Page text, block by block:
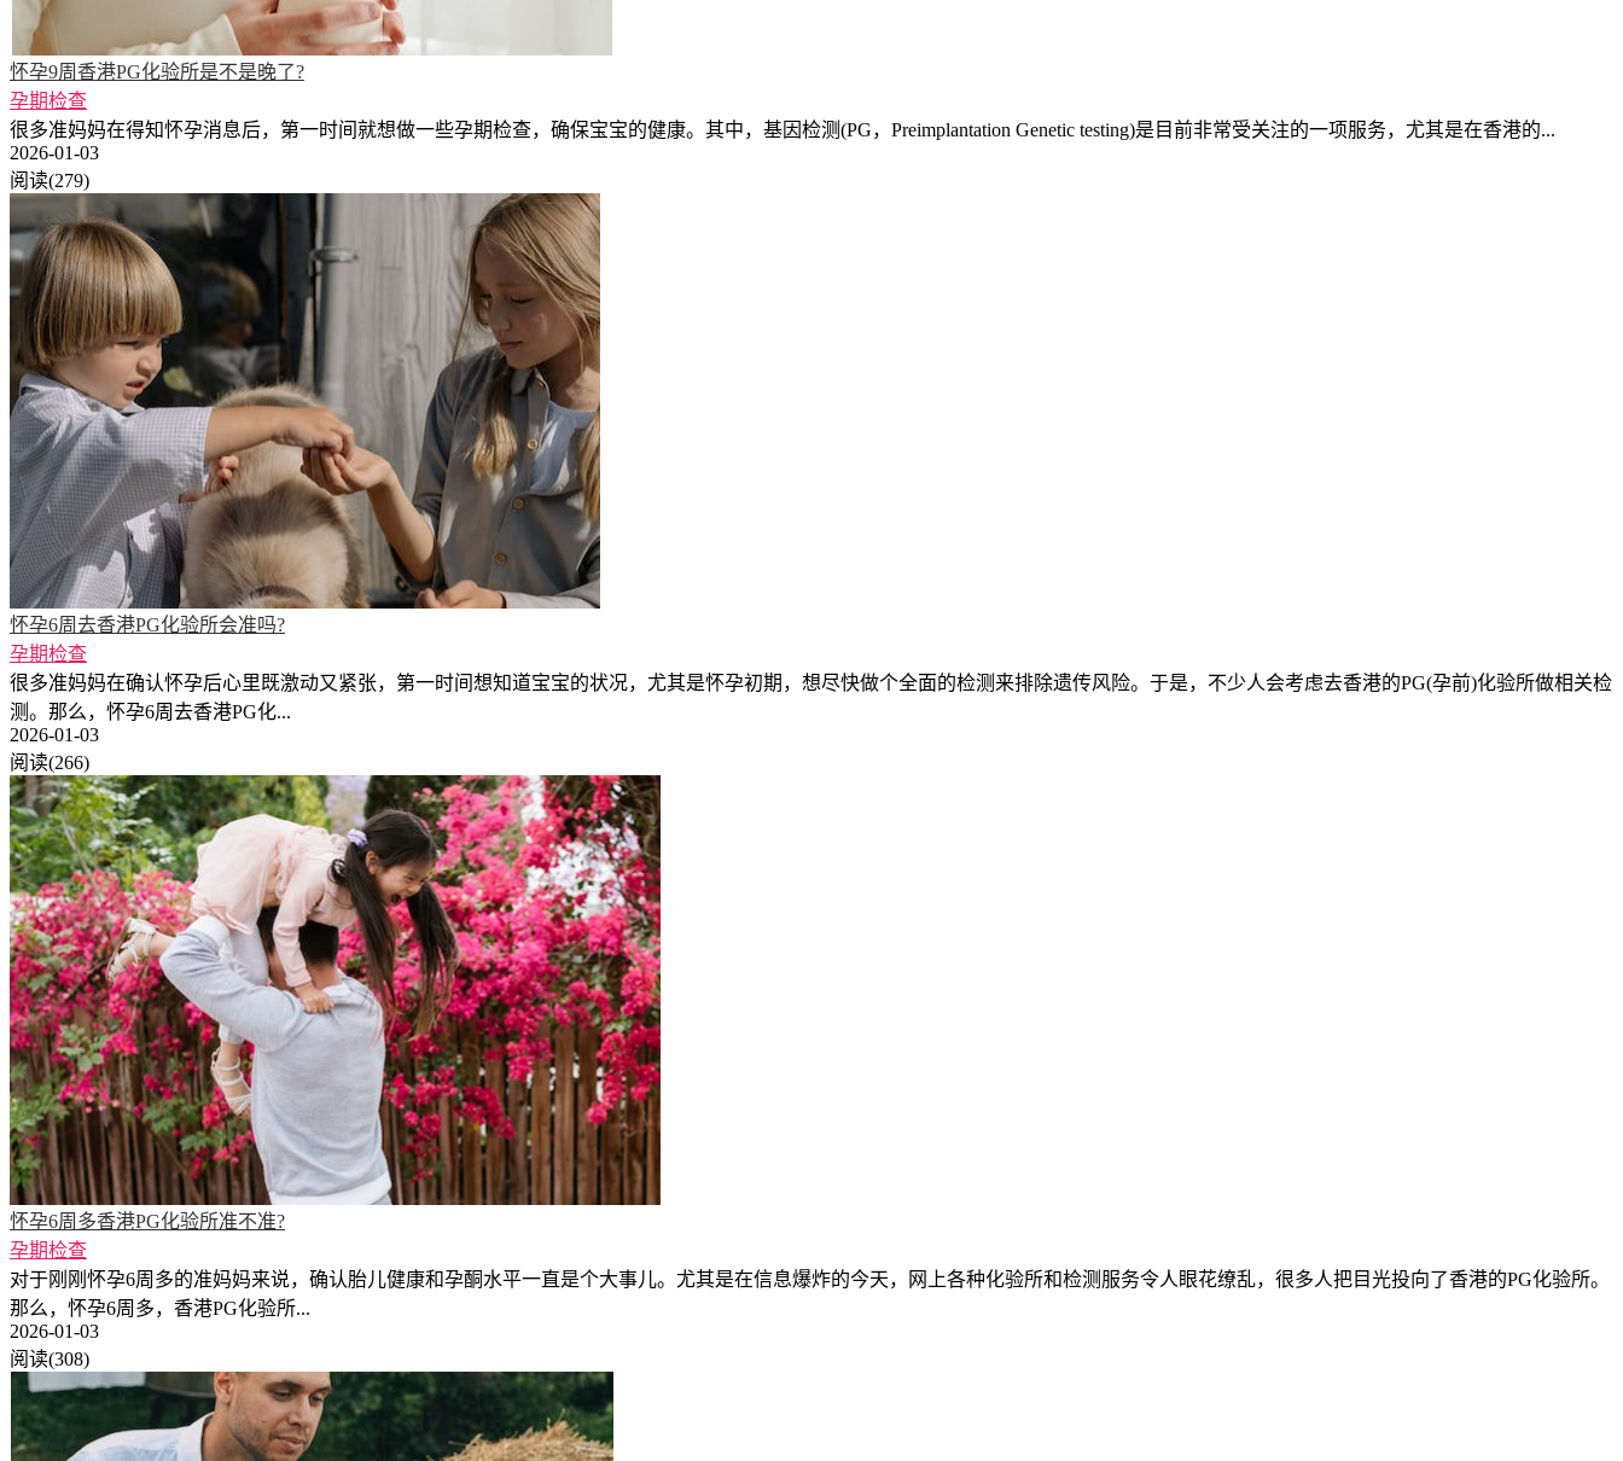
怀孕9周香港PG化验所是不是晚了?
孕期检查
很多准妈妈在得知怀孕消息后，第一时间就想做一些孕期检查，确保宝宝的健康。其中，基因检测(PG，Preimplantation Genetic testing)是目前非常受关注的一项服务，尤其是在香港的...
2026-01-03
阅读(279)
怀孕6周去香港PG化验所会准吗?
孕期检查
很多准妈妈在确认怀孕后心里既激动又紧张，第一时间想知道宝宝的状况，尤其是怀孕初期，想尽快做个全面的检测来排除遗传风险。于是，不少人会考虑去香港的PG(孕前)化验所做相关检
测。那么，怀孕6周去香港PG化...
2026-01-03
阅读(266)
怀孕6周多香港PG化验所准不准?
孕期检查
对于刚刚怀孕6周多的准妈妈来说，确认胎儿健康和孕酮水平一直是个大事儿。尤其是在信息爆炸的今天，网上各种化验所和检测服务令人眼花缭乱，很多人把目光投向了香港的PG化验所。
那么，怀孕6周多，香港PG化验所...
2026-01-03
阅读(308)